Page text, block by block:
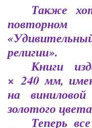
Также
повторном
религии».
Книги
× 240 мм,
на
золотого
Теперь